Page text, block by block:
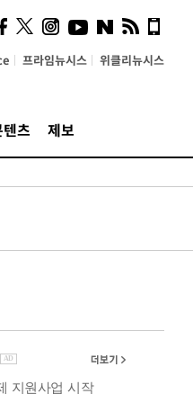
프라임뉴시스 위클리뉴시스
츠 제보
사이 해답 찾았죠"…알을
깨고 나온 '초자아'